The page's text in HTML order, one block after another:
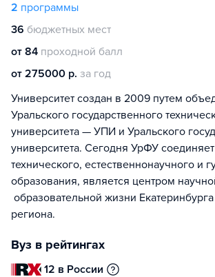
2 программы
36 бюджетных мест
от 84 проходной балл
от 275000 р. за год
Университет создан в 2009 путем
Уральского государственного
университета — УПИ и Уральского
университета. Сегодня УрФУ
технического, естественнонаучного и
образования, является центром
образовательной жизни
региона.
Вуз в рейтингах
12 в России